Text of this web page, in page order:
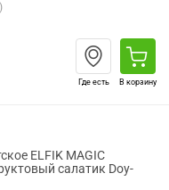
Где есть В корзину
ELFIK MAGIC
салатик Doy-